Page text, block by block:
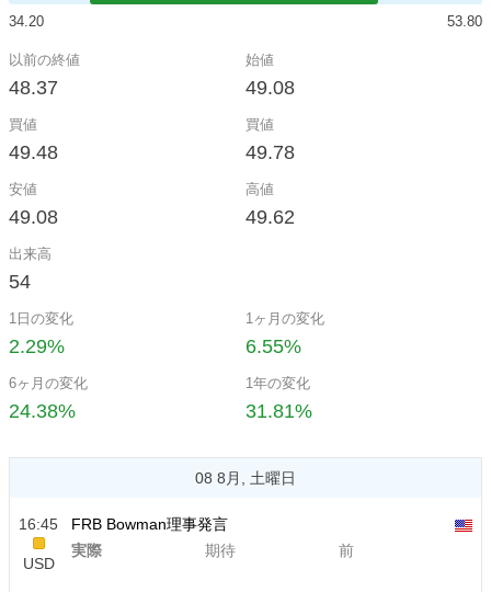
34.20 53.80
以前の終値
48.37
始値
49.08
買値
49.48
買値
49.78
安値
49.08
高値
49.62
出来高
54
1日の変化
2.29%
1ヶ月の変化
6.55%
6ヶ月の変化
24.38%
1年の変化
31.81%
08 8月, 土曜日
16:45
USD
FRB Bowman理事発言
実際
期待 前